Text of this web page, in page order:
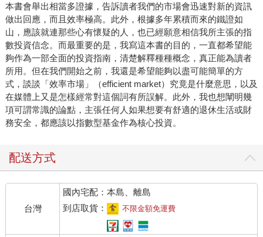
本書會舉出相當多證據，告訴讀者我們的市場會迅速對新的資訊
做出回應，而且效率極高。此外，根據多年累積而來的鐵證如
山，應該就連那些心有懷疑的人，也已經願意相信我所主張的指
數投資信念。而最重要的是，我寫這本書的目的，一直都希望能
夠作為一部全面的投資指南，清楚解釋種種概念，真正能為讀者
所用。但在我們開始之前，我還是希望能夠以盡可能簡單的方
式，談談「效率市場」（efficient market）究竟是什麼意思，以及
在媒體上又是怎樣經常對這個詞有所誤解。此外，我也想闡明幾
項可謂常識的論點，主張任何人如果想要有舒適的退休生活或財
務安全，都應該以指數型基金作為核心投資。
配送方式
台灣
國內宅配：本島、離島
到店取貨：
不限金額免運費